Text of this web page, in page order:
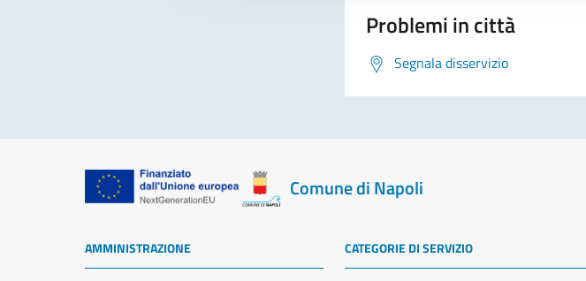
Problemi in città
Segnala disservizio
Comune di Napoli
AMMINISTRAZIONE CATEGORIE DI SERVIZIO